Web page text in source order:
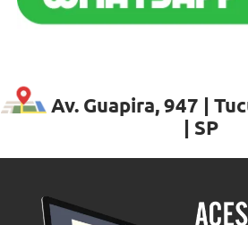
Av. Guapira, 947 |
| SP